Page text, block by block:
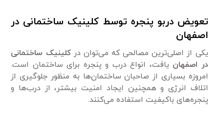
تعویض دربو پنجره توسط کلینیک ساختمانی در
اصفهان
یکی از اصلی‌ترین مصالحی که می‌توان درکلینیک ساختمانی
در اصفهان یافت، انواع درب و پنجره برای ساختمان است.
امروزه بسیاری از صاحبان ساختمان‌ها به منظور جلوگیری از
اتلاف انرژی و همچنین ایجاد امنیت بیشتر، از درب‌ها و
پنجره‌های باکیفیت استفاده می‌کنند.